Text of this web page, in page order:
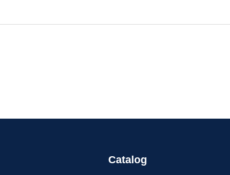
Catalog